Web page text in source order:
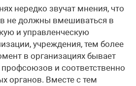
нередко звучат мнения, что
не должны вмешиваться в
и управленческую
учреждения, тем более
в организациях бывает
и соответственно
органов. Вместе с тем